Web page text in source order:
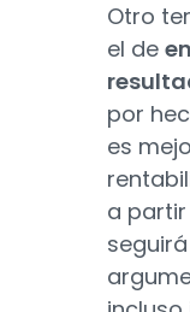
Otro
el de
por
es
a